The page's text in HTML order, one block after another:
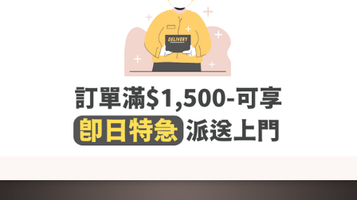
經韓國官方KC認證，用得更安心
[Size (in cm)] 請參考"了解更多"內的"尺碼圖"
洗滌建議
- 使用前請先清洗乾淨
- 使用冷水或微暖的水作清洗，避免熱水
- 建議使用嬰幼兒衣物專用清潔劑，避免柔順劑,含氯及螢光劑的
清潔劑